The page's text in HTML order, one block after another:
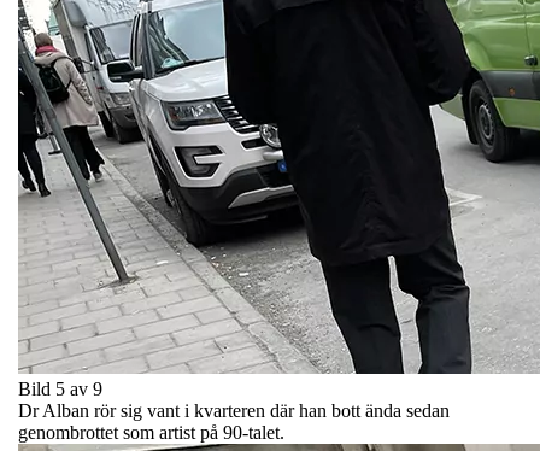
Bild 5 av 9
Dr Alban rör sig vant i kvarteren där han bott ända sedan
genombrottet som artist på 90-talet.